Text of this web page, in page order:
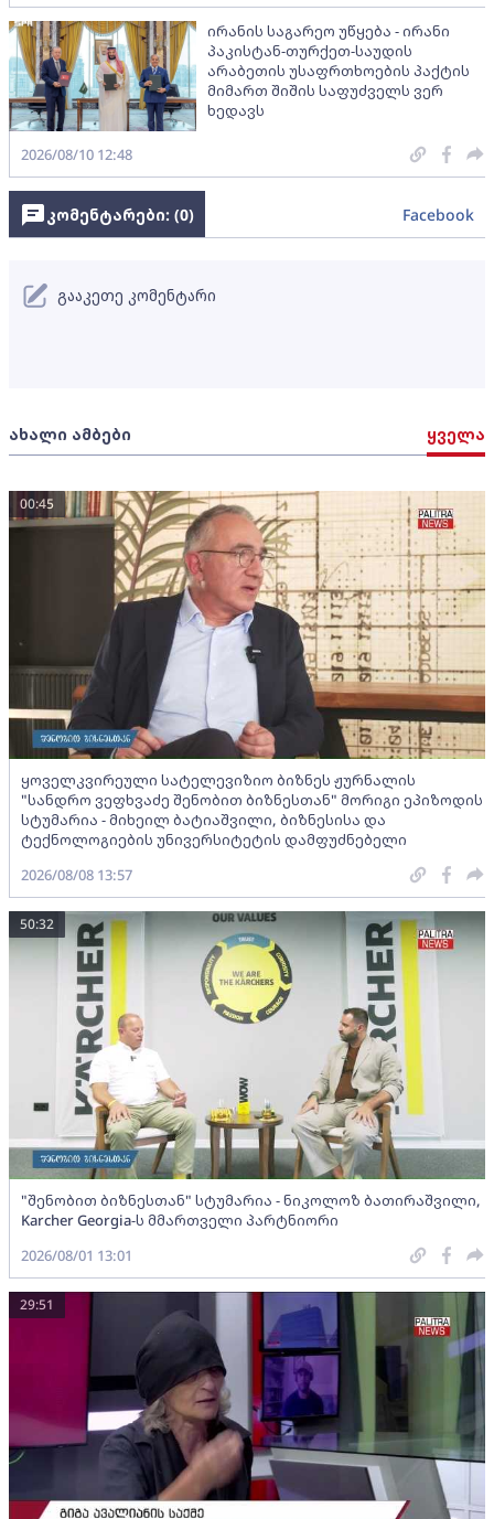
ირანის საგარეო უწყება - ირანი
პაკისტან-თურქეთ-საუდის
არაბეთის უსაფრთხოების პაქტის
მიმართ შიშის საფუძველს ვერ
ხედავს
2026/08/10 12:48
ახალი ამბები ყველა
ყოველკვირეული სატელევიზიო ბიზნეს ჟურნალის
"სანდრო ვეფხვაძე შენობით ბიზნესთან" მორიგი ეპიზოდის
სტუმარია - მიხეილ ბატიაშვილი, ბიზნესისა და
ტექნოლოგიების უნივერსიტეტის დამფუძნებელი
00:45
2026/08/08 13:57
"შენობით ბიზნესთან" სტუმარია - ნიკოლოზ ბათირაშვილი,
Karcher Georgia-ს მმართველი პარტნიორი
50:32
2026/08/01 13:01
29:51
კომენტარები: (0) Facebook
გააკეთე კომენტარი